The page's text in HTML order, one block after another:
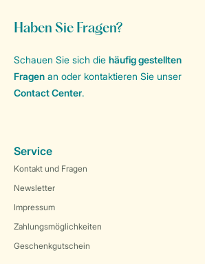
Haben Sie Fragen?
Schauen Sie sich die häufig gestellten
Fragen an oder kontaktieren Sie unser
Contact Center.
Service
Kontakt und Fragen
Newsletter
Impressum
Zahlungsmöglichkeiten
Geschenkgutschein